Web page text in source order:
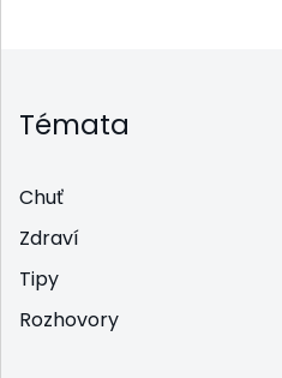
Témata
Chuť
Zdraví
Tipy
Rozhovory